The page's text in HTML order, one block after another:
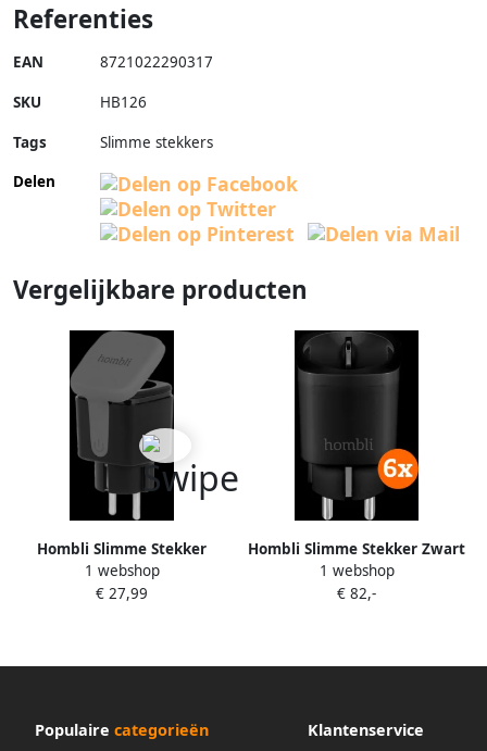
Referenties
EAN 8721022290317
SKU HB126
Tags
Slimme stekkers
Delen
Vergelijkbare producten
Hombli Slimme Stekker
Buiten Zwart
1 webshop
€ 27,99
Hombli Slimme Stekker Zwart
6-Pack
1 webshop
€ 82,-
Populaire categorieën Klantenservice